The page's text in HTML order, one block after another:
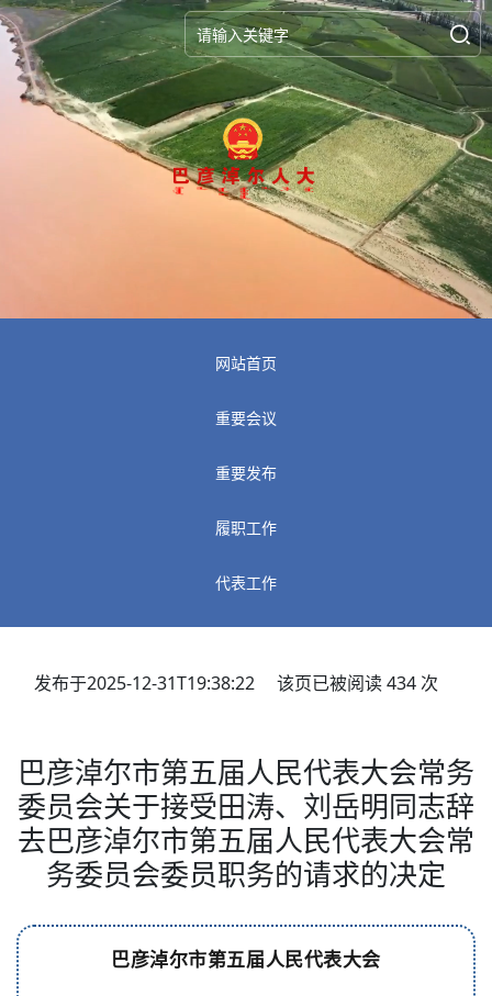
网站首页
重要会议
重要发布
履职工作
代表工作
发布于2025-12-31T19:38:22 该页已被阅读434 次
巴彦淖尔市第五届人民代表大会常务
委员会关于接受田涛、刘岳明同志辞
去巴彦淖尔市第五届人民代表大会常
务委员会委员职务的请求的决定
巴彦淖尔市第五届人民代表大会